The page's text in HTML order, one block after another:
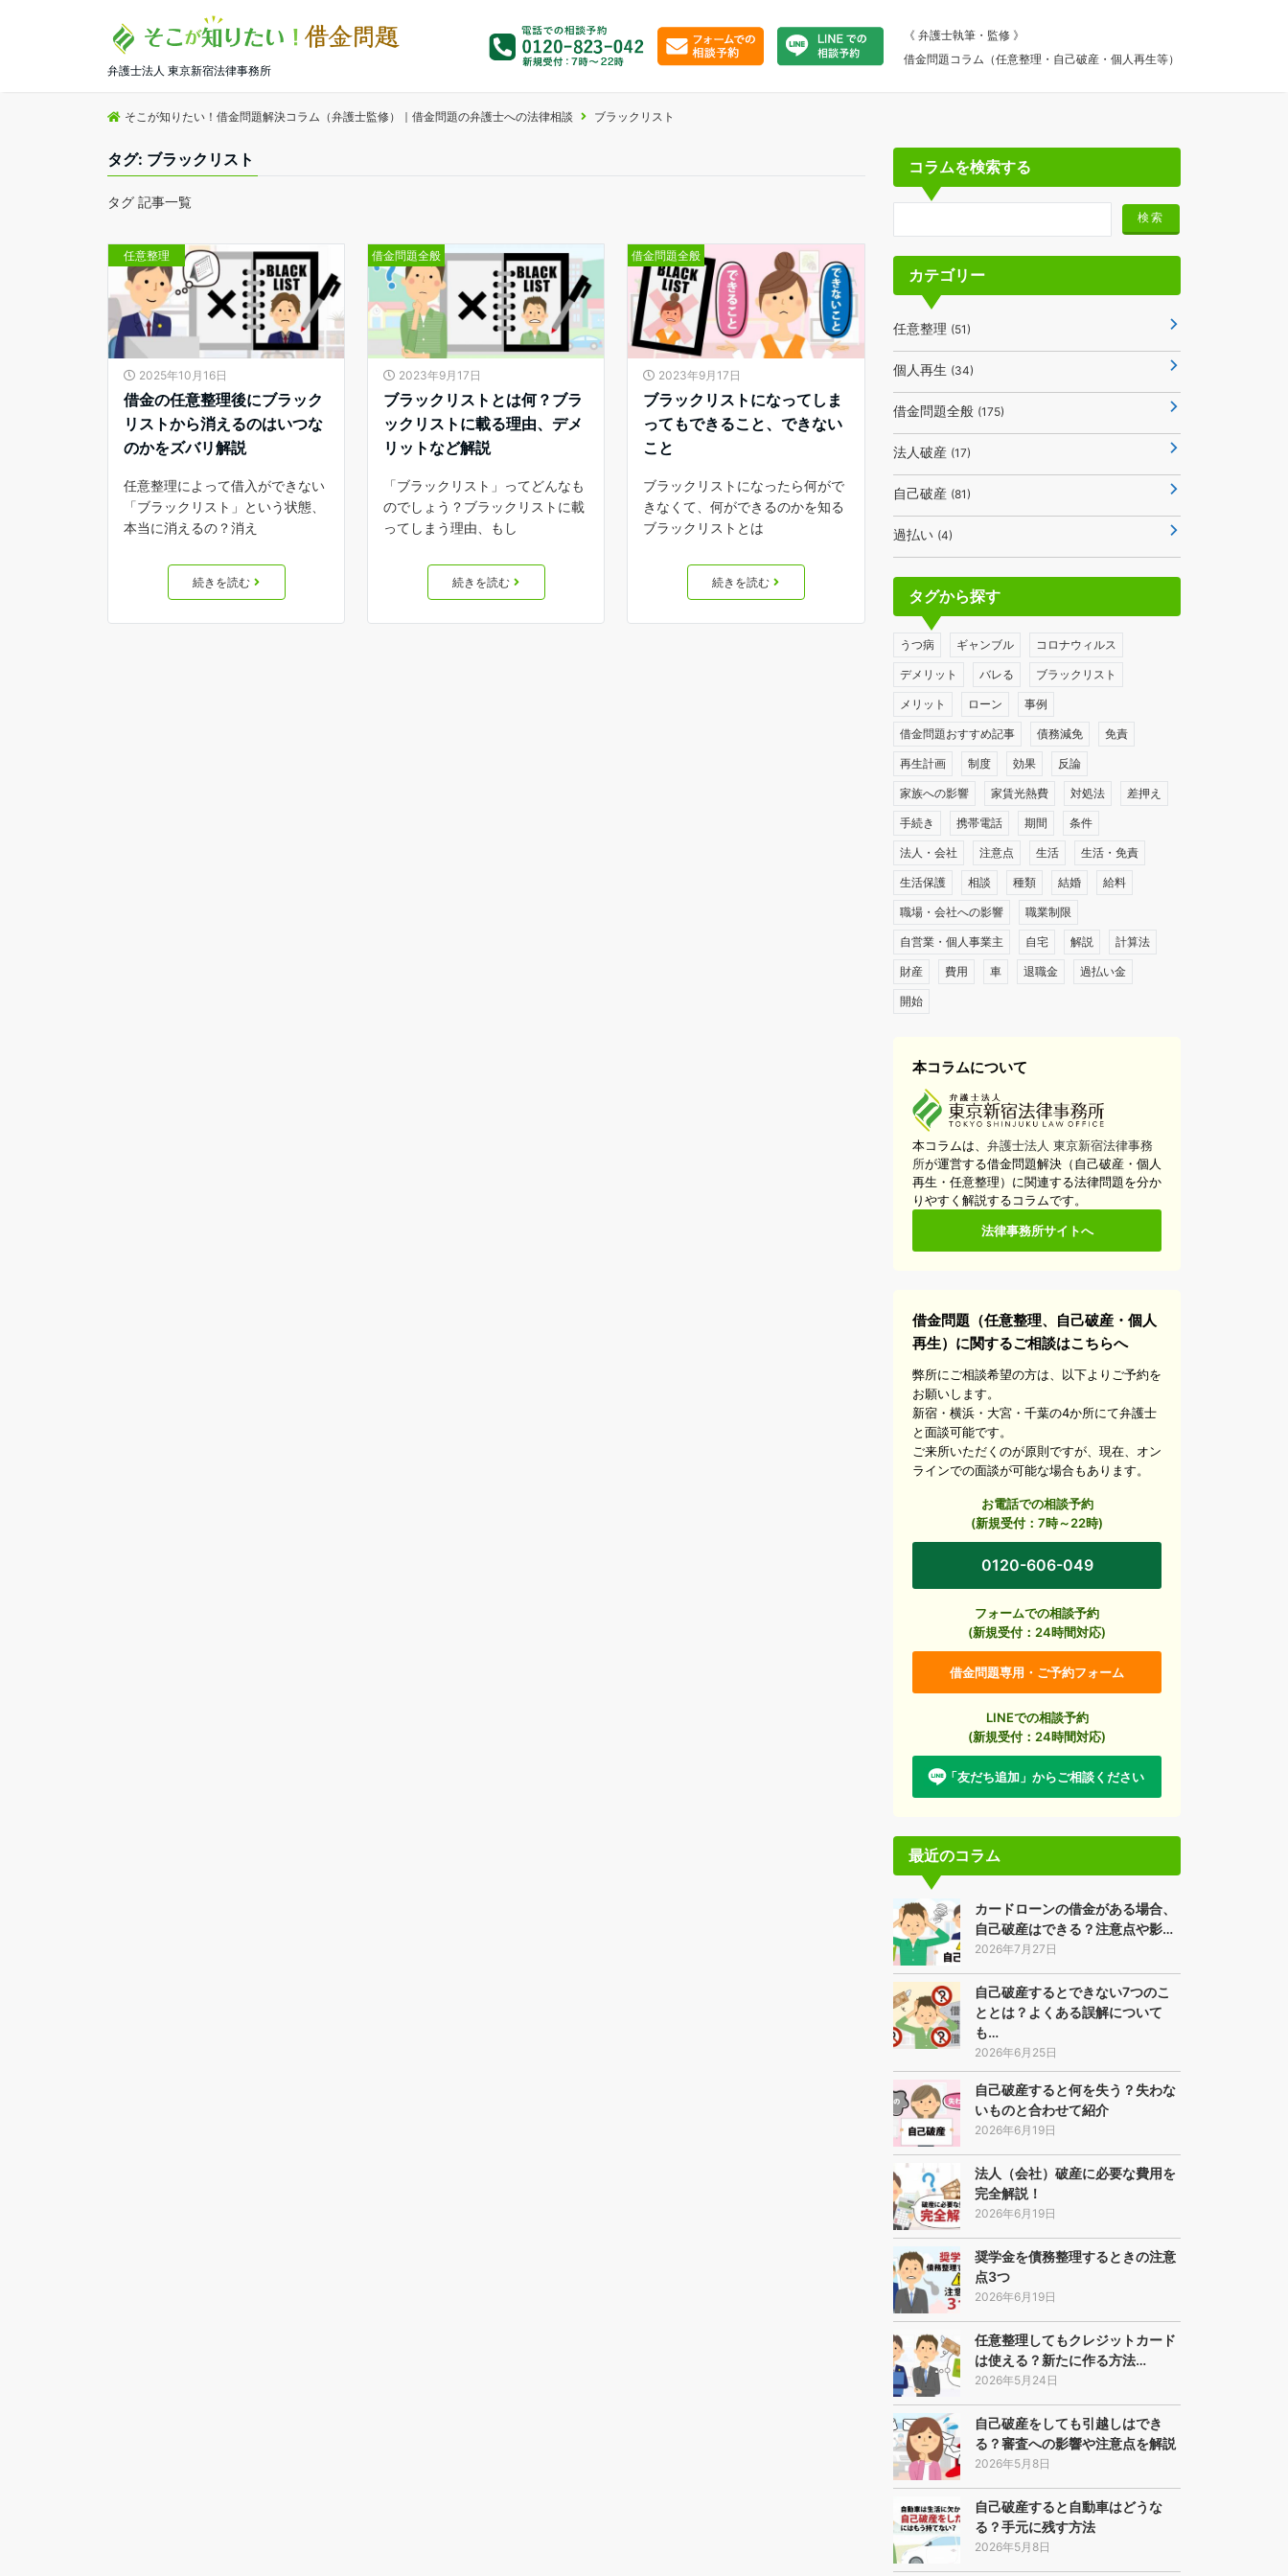
弁護士法人 東京新宿法律事務所
《 弁護士執筆・監修 》
借金問題コラム（任意整理・自己破産・個人再生等）
そこが知りたい！借金問題解決コラム（弁護士監修）｜借金問題の弁護士への法律相談 ブラックリスト
タグ: ブラックリスト
タグ 記事一覧
任意整理
2025年10月16日
借金の任意整理後にブラック
リストから消えるのはいつな
のかをズバリ解説
任意整理によって借入ができない
「ブラックリスト」という状態、
本当に消えるの？消え
続きを読む
借金問題全般
2023年9月17日
ブラックリストとは何？ブラ
ックリストに載る理由、デメ
リットなど解説
「ブラックリスト」ってどんなも
のでしょう？ブラックリストに載
ってしまう理由、もし
続きを読む
借金問題全般
2023年9月17日
ブラックリストになってしま
ってもできること、できない
こと
ブラックリストになったら何がで
きなくて、何ができるのかを知る
ブラックリストとは
続きを読む
コラムを検索する
カテゴリー
任意整理 (51)
個人再生 (34)
借金問題全般 (175)
法人破産 (17)
自己破産 (81)
過払い (4)
タグから探す
うつ病 ギャンブル コロナウィルス
デメリット バレる ブラックリスト
メリット ローン 事例
借金問題おすすめ記事 債務減免 免責
再生計画 制度 効果 反論
家族への影響 家賃光熱費 対処法 差押え
手続き 携帯電話 期間 条件
法人・会社 注意点 生活 生活・免責
生活保護 相談 種類 結婚 給料
職場・会社への影響 職業制限
自営業・個人事業主 自宅 解説 計算法
財産 費用 車 退職金 過払い金
開始
本コラムについて
本コラムは、 弁護士法人 東京新宿法律事務
所が運営する借金問題解決（自己破産・個人
再生・任意整理）に関連する法律問題を分か
りやすく解説するコラムです。
法律事務所サイトへ
借金問題（任意整理、自己破産・個人
再生）に関するご相談はこちらへ
弊所にご相談希望の方は、以下よりご予約を
お願いします。
新宿・横浜・大宮・千葉の4か所にて弁護士
と面談可能です。
ご来所いただくのが原則ですが、現在、オン
ラインでの面談が可能な場合もあります。
お電話での相談予約
(新規受付：7時～22時)
0120-606-049
フォームでの相談予約
(新規受付：24時間対応)
借金問題専用・ご予約フォーム
LINEでの相談予約
(新規受付：24時間対応)
「友だち追加」からご相談ください
最近のコラム
カードローンの借金がある場合、
自己破産はできる？注意点や影…
2026年7月27日
自己破産するとできない7つのこ
ととは？よくある誤解について
も…
2026年6月25日
自己破産すると何を失う？失わな
いものと合わせて紹介
2026年6月19日
法人（会社）破産に必要な費用を
完全解説！
2026年6月19日
奨学金を債務整理するときの注意
点3つ
2026年6月19日
任意整理してもクレジットカード
は使える？新たに作る方法…
2026年5月24日
自己破産をしても引越しはでき
る？審査への影響や注意点を解説
2026年5月8日
自己破産すると自動車はどうな
る？手元に残す方法
2026年5月8日